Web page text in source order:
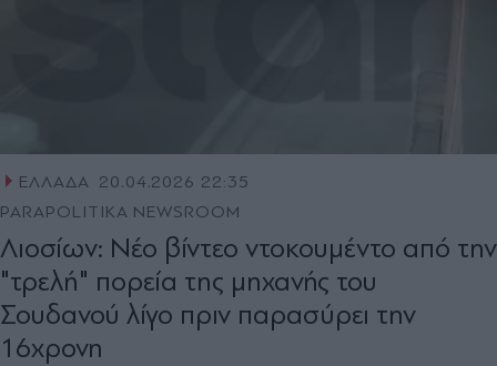
ΕΛΛΑΔΑ 20.04.2026 22:35
PARAPOLITIKA NEWSROOM
Λιοσίων: Νέο βίντεο ντοκουμέντο από την
"τρελή" πορεία της μηχανής του
Σουδανού λίγο πριν παρασύρει την
16χρονη